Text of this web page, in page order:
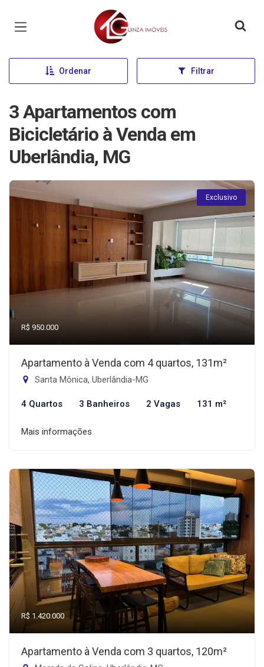
Página inicial
Ordenar Filtrar
3 Apartamentos com
Bicicletário à Venda em
Uberlândia, MG
Exclusivo
R$ 950.000
Apartamento à Venda com 4 quartos, 131m²
Santa Mônica, Uberlândia-MG
4 Quartos 3 Banheiros 2 Vagas 131 m²
Mais informações
R$ 1.420.000
Apartamento à Venda com 3 quartos, 120m²